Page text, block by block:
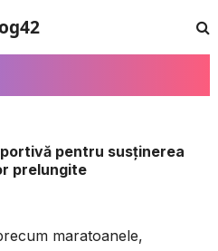
pentru susținerea
prelungite
maratoanele,